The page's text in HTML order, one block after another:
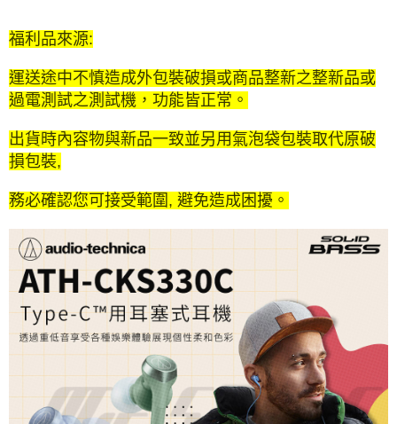
福利品來源:
運送途中不慎造成外包裝破損或商品整新之整新品或
過電測試之測試機，功能皆正常。
出貨時內容物與新品一致並另用氣泡袋包裝取代原破
損包裝,
務必確認您可接受範圍, 避免造成困擾。